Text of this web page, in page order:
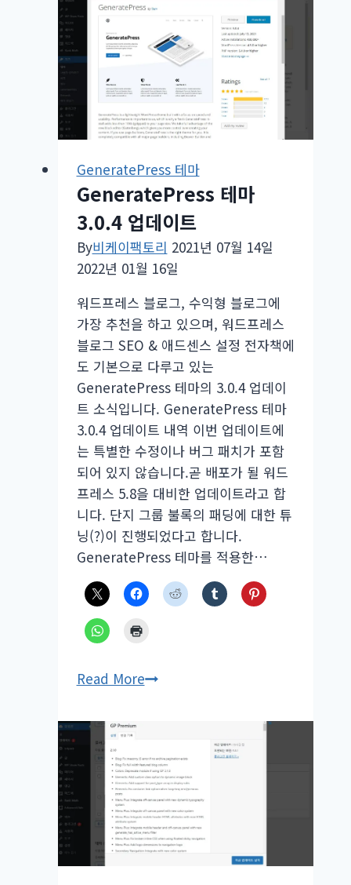
GeneratePress 테마
GeneratePress 테마
3.0.4 업데이트
By비케이팩토리 2021년 07월 14일
2022년 01월 16일
워드프레스 블로그, 수익형 블로그에
가장 추천을 하고 있으며, 워드프레스
블로그 SEO & 애드센스 설정 전자책에
도 기본으로 다루고 있는
GeneratePress 테마의 3.0.4 업데이
트 소식입니다. GeneratePress 테마
3.0.4 업데이트 내역 이번 업데이트에
는 특별한 수정이나 버그 패치가 포함
되어 있지 않습니다.곧 배포가 될 워드
프레스 5.8을 대비한 업데이트라고 합
니다. 단지 그룹 불록의 패딩에 대한 튜
닝(?)이 진행되었다고 합니다.
GeneratePress 테마를 적용한…
Read MoreGeneratePress
업
데
이
트